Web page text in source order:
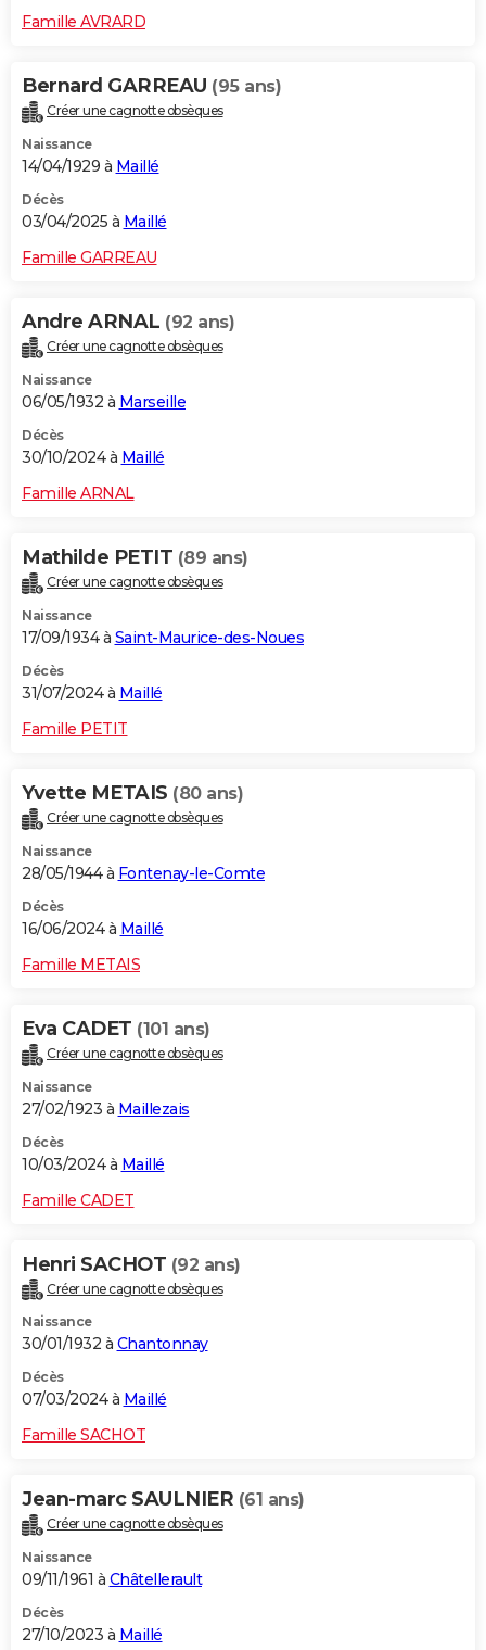
Famille AVRARD
Bernard GARREAU (95 ans)
Créer une cagnotte obsèques
Naissance
14/04/1929 à Maillé
Décès
03/04/2025 à Maillé
Famille GARREAU
Andre ARNAL (92 ans)
Créer une cagnotte obsèques
Naissance
06/05/1932 à Marseille
Décès
30/10/2024 à Maillé
Famille ARNAL
Mathilde PETIT (89 ans)
Créer une cagnotte obsèques
Naissance
17/09/1934 à Saint-Maurice-des-Noues
Décès
31/07/2024 à Maillé
Famille PETIT
Yvette METAIS (80 ans)
Créer une cagnotte obsèques
Naissance
28/05/1944 à Fontenay-le-Comte
Décès
16/06/2024 à Maillé
Famille METAIS
Eva CADET (101 ans)
Créer une cagnotte obsèques
Naissance
27/02/1923 à Maillezais
Décès
10/03/2024 à Maillé
Famille CADET
Henri SACHOT (92 ans)
Créer une cagnotte obsèques
Naissance
30/01/1932 à Chantonnay
Décès
07/03/2024 à Maillé
Famille SACHOT
Jean-marc SAULNIER (61 ans)
Créer une cagnotte obsèques
Naissance
09/11/1961 à Châtellerault
Décès
27/10/2023 à Maillé